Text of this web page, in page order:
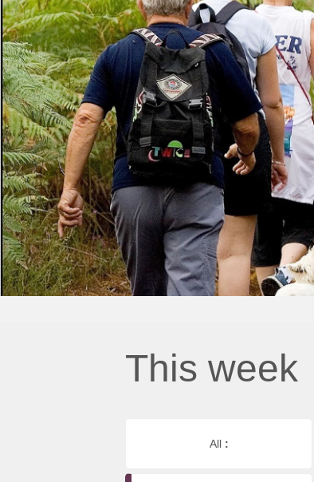
This week
All :